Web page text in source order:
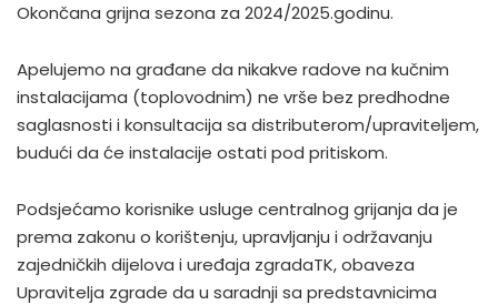
Okončana grijna sezona za 2024/2025.godinu.
Apelujemo na građane da nikakve radove na kučnim
instalacijama (toplovodnim) ne vrše bez predhodne
saglasnosti i konsultacija sa distributerom/upraviteljem,
budući da će instalacije ostati pod pritiskom.
Podsjećamo korisnike usluge centralnog grijanja da je
prema zakonu o korištenju, upravljanju i održavanju
zajedničkih dijelova i uređaja zgradaTK, obaveza
Upravitelja zgrade da u saradnji sa predstavnicima